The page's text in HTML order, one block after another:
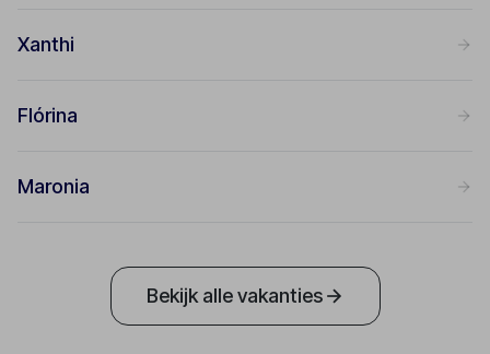
Xanthi
Flórina
Maronia
Bekijk alle vakanties